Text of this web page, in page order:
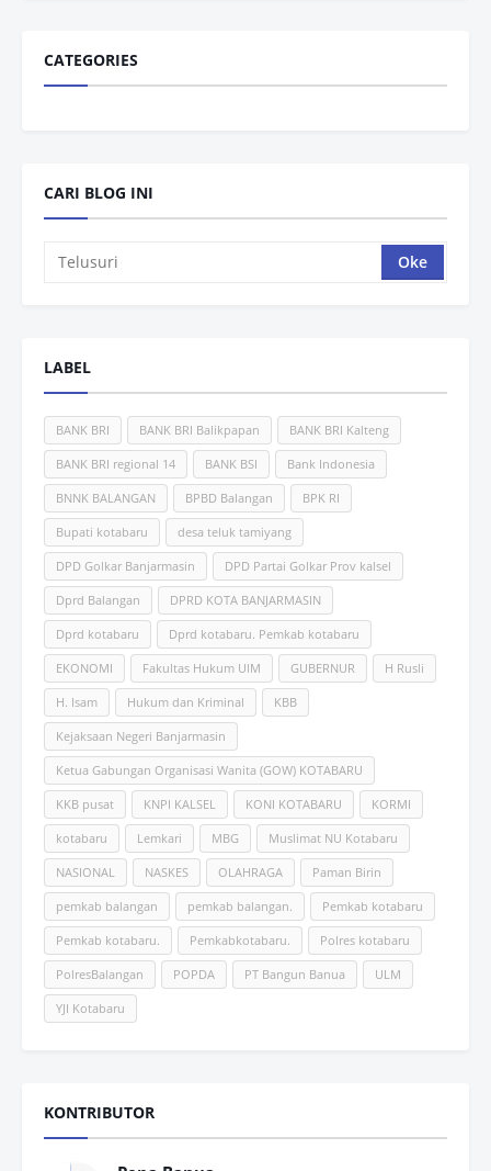
CATEGORIES
CARI BLOG INI
LABEL
BANK BRI BANK BRI Balikpapan BANK BRI Kalteng
BANK BRI regional 14 BANK BSI Bank Indonesia
BNNK BALANGAN BPBD Balangan BPK RI
Bupati kotabaru desa teluk tamiyang
DPD Golkar Banjarmasin DPD Partai Golkar Prov kalsel
Dprd Balangan DPRD KOTA BANJARMASIN
Dprd kotabaru Dprd kotabaru. Pemkab kotabaru
EKONOMI Fakultas Hukum UlM GUBERNUR H Rusli
H. Isam Hukum dan Kriminal KBB
Kejaksaan Negeri Banjarmasin
Ketua Gabungan Organisasi Wanita (GOW) KOTABARU
KKB pusat KNPI KALSEL KONI KOTABARU KORMI
kotabaru Lemkari MBG Muslimat NU Kotabaru
NASIONAL NASKES OLAHRAGA Paman Birin
pemkab balangan pemkab balangan. Pemkab kotabaru
Pemkab kotabaru. Pemkabkotabaru. Polres kotabaru
PolresBalangan POPDA PT Bangun Banua ULM
YJI Kotabaru
KONTRIBUTOR